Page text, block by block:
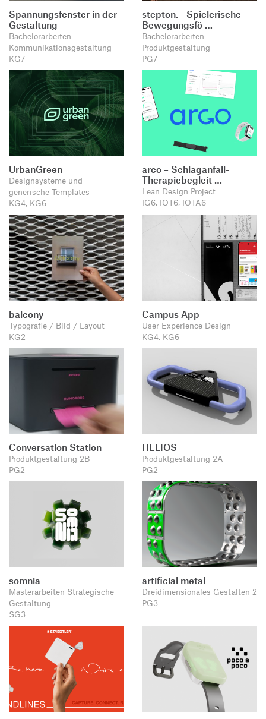
Spannungsfenster in der
Gestaltung
Bachelorarbeiten
Kommunikationsgestaltung
KG7
stepton. - Spielerische
Bewegungsfö …
Bachelorarbeiten
Produktgestaltung
PG7
UrbanGreen
Designsysteme und
generische Templates
KG4, KG6
arco – Schlaganfall-
Therapiebegleit …
Lean Design Project
IG6, IOT6, IOTA6
balcony
Typografie / Bild / Layout
KG2
Campus App
User Experience Design
KG4, KG6
Conversation Station
Produktgestaltung 2B
PG2
HELIOS
Produktgestaltung 2A
PG2
somnia
Masterarbeiten Strategische
Gestaltung
SG3
artificial metal
Dreidimensionales Gestalten 2
PG3